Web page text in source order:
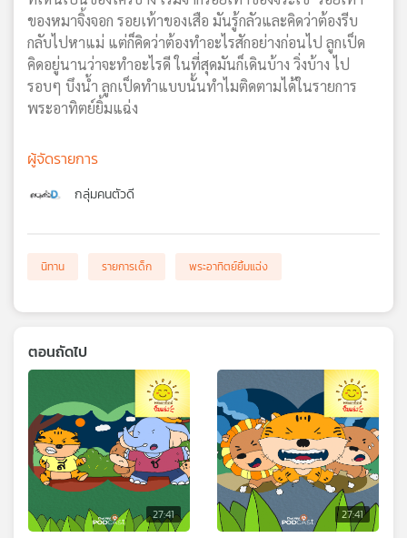
ของหมาจิ้งจอก รอยเท้าของเสือ มันรู้กลัวและคิดว่าต้องรีบ
กลับไปหาแม่ แต่ก็คิดว่าต้องทำอะไรสักอย่างก่อนไป ลูกเป็ด
คิดอยู่นานว่าจะทำอะไรดี ในที่สุดมันก็เดินบ้าง วิ่งบ้าง ไป
รอบๆ บึงน้ำ ลูกเป็ดทำแบบนั้นทำไมติดตามได้ในรายการ
พระอาทิตย์ยิ้มแฉ่ง
ผู้จัดรายการ
กลุ่มคนตัวดี
นิทาน รายการเด็ก พระอาทิตย์ยิ้มแฉ่ง
ตอนถัดไป
27:41 27:41